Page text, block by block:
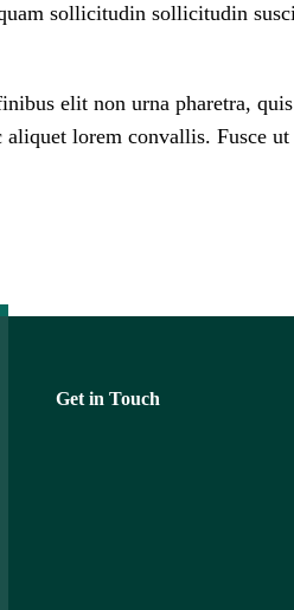
sollicitudin sollicitudin
elit non urna pharetra, quis
lorem convallis. Fusce
Get in Touch